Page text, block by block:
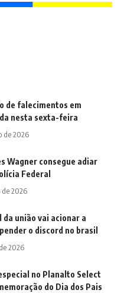
de falecimentos em
nesta sexta-feira
de 2026
Wagner consegue adiar
Federal
de 2026
união vai acionar a
o discord no brasil
2026
no Planalto Select
do Dia dos Pais